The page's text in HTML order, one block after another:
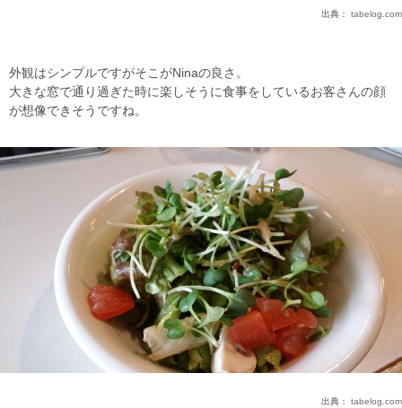
出典： tabelog.com
外観はシンプルですがそこがNinaの良さ。
大きな窓で通り過ぎた時に楽しそうに食事をしているお客さんの顔
が想像できそうですね。
出典： tabelog.com